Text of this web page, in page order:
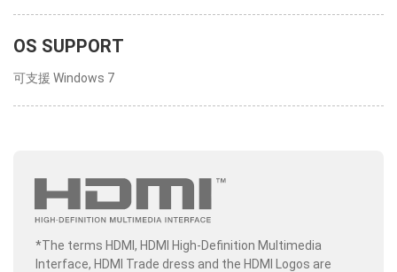
OS SUPPORT
可支援 Windows 7
*The terms HDMI, HDMI High-Definition Multimedia
Interface, HDMI Trade dress and the HDMI Logos are